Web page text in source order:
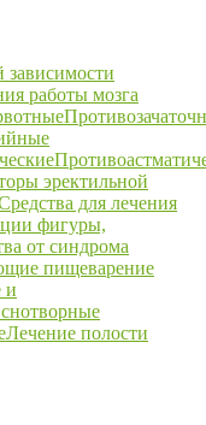
зависимости
работы мозга
эректильной
для лечения
фигуры,
от синдрома
пищеварение
и
Лечение полости